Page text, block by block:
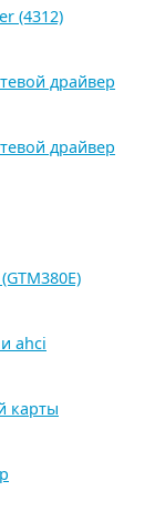
(4312)
драйвер
драйвер
ahci
карты